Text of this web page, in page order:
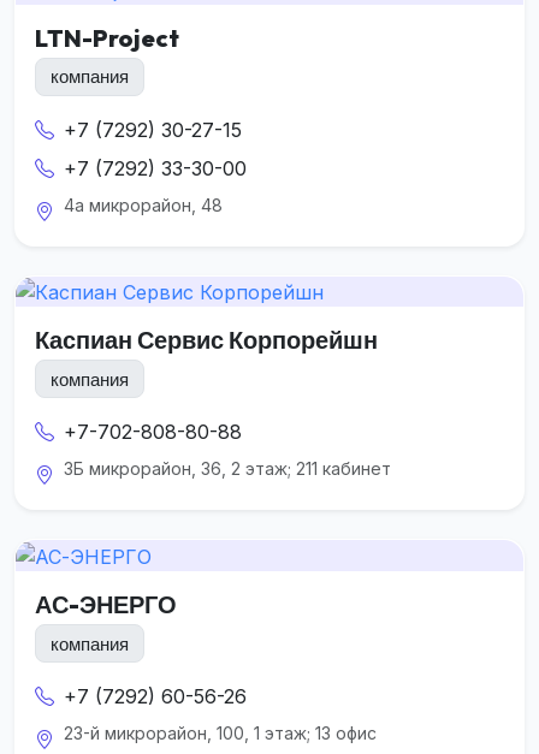
LTN-Project
компания
+7 (7292) 30-27-15
+7 (7292) 33-30-00
4а микрорайон, 48
Каспиан Сервис Корпорейшн
компания
+7-702-808-80-88
3Б микрорайон, 36, 2 этаж; 211 кабинет
АС-ЭНЕРГО
компания
+7 (7292) 60-56-26
23-й микрорайон, 100, 1 этаж; 13 офис